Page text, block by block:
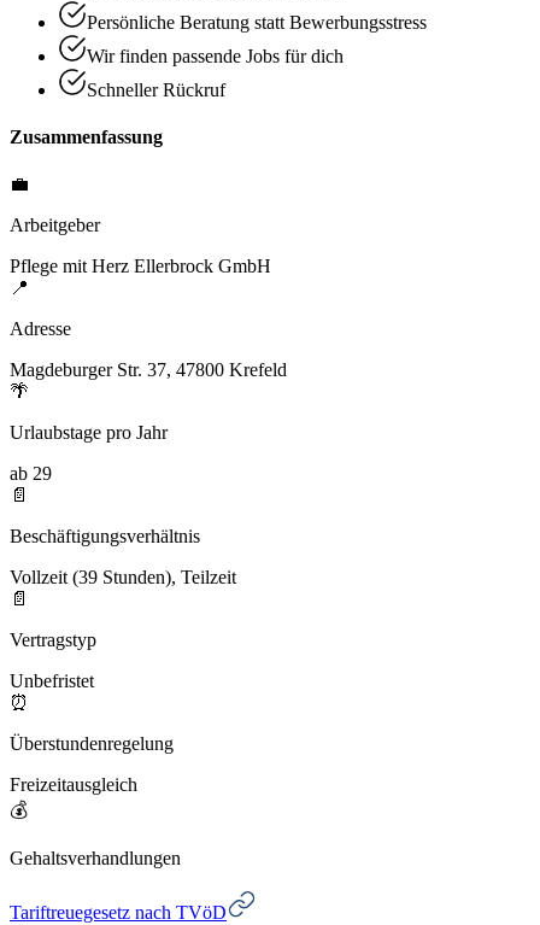
Persönliche Beratung statt Bewerbungsstress
Wir finden passende Jobs für dich
Schneller Rückruf
Zusammenfassung
💼
Arbeitgeber
Pflege mit Herz Ellerbrock GmbH
📍
Adresse
Magdeburger Str. 37, 47800 Krefeld
🌴
Urlaubstage pro Jahr
ab 29
📄
Beschäftigungsverhältnis
Vollzeit (39 Stunden), Teilzeit
📄
Vertragstyp
Unbefristet
⏰
Überstundenregelung
Freizeitausgleich
💰
Gehaltsverhandlungen
Tariftreuegesetz nach TVöD